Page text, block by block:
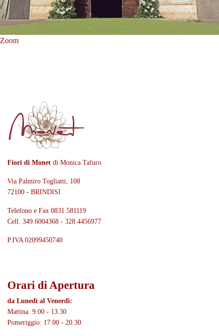
Zoom
Fiori di Monet di Monica Tafuro
Via Palmiro Togliatti, 108
72100 - BRINDISI
Telefono e Fax 0831.581119
Cell. 349.6004368 - 328.4456977
P.IVA 02099450740
Orari di Apertura
da Lunedì al Venerdì:
Mattina: 9.00 - 13.30
Pomeriggio: 17.00 - 20.30